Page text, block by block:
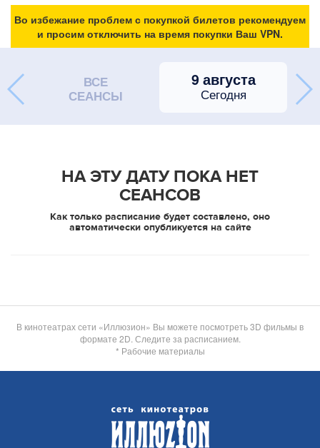
Во избежание проблем с покупкой билетов рекомендуем
и просим отключить на время покупки Ваш VPN.
ВСЕ
СЕАНСЫ
9 августа
Сегодня
НА ЭТУ ДАТУ ПОКА НЕТ
СЕАНСОВ
Как только расписание будет составлено, оно
автоматически опубликуется на сайте
В кинотеатрах сети «Иллюзион» Вы можете посмотреть 3D фильмы в
формате 2D. Следите за расписанием.
* Рабочие материалы